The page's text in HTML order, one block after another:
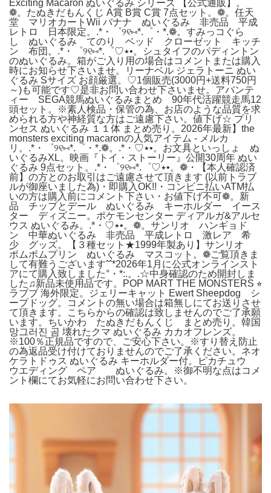
Exciting Macaron ぬいぐるみ シリーズ 【公式通販】。
❁。たぬきだもんくじ A賞 B賞 C賞 7点セット。❁。任天
堂 マリオカートWii バナナ ぬいぐるみ 非売品 平成
レトロ 日本限定。.*・゜୨୧⑅*.゜・*.❁。すみっコぐら
し ぬいぐるみ てのり ベッド クローゼット キッチ
ン 布団。.*・゜୨୧⑅*.゜♡٭•。シュタイフのパディントン
のぬいぐるみ。箱がご入り用の場合はコメントまたは購入
時にお知らせ下さいませ。リーナベル ジェラトーニ ぬい
ぐるみ Sサイズ お顔厳選。♡1個販売(3000円+送料750円
～)も可能です♡是非お問い合わせ下さいませ。アバンテ
ィー SEGA競馬ぬいぐるみまとめ 90年代活躍競走馬12
頭セット。※素人検品・保管の為、お店のような品質を求
められる方や神経質な方はご遠慮下さい。値下げ☆ プリ
ンセス ぬいぐるみ １１体 まとめ売り。2026年最新】the
monsters exciting macaronの人気アイテム - メルカ
リ。.*・゜୨୧⑅*.゜・*.❁。.*・♡٭•。お文具といっしょ ぬ
いぐるみXL。映画『トイ・ストーリー』公開30周年 ぬい
ぐるみ 9点セット。.*・゜୨୧⑅*.゜♡٭•。❁・【本人確認済
前】の方とのお取引はご遠慮させて頂きます (以前トラブ
ルが御座いました為)・即購入OK!!・コンビニ払いATM払
いの方は購入前にコメント下さい・お値下げ不可❁。新
品 チップとデール ぬいぐるみ キーホルダー イース
ター ディズニー。ポケモンセンター ディアルガ&アルセ
ウス ぬいぐるみ。.*・♡٭•。❁。サンリオ ハンギョド
ン 中華ぬいぐるみ 非売品 平成レトロ 激レア 希
少 グッズ。【３種セット★1999年製あり】サンリオ
ポムポムプリン ぬいぐるみ マスコット。❁ご覧頂きま
して有難うございますˆˆ*2026年1月に公式オンラインスト
アにて購入致しました°・*:.。.☆中身確認のため開封しま
した♫新品未使用品です。POP MART THE MONSTERS ⭐︎
ラブブ 海外限定。ジェリーキャット Ewert Sheepdog シ
ープドッグ。コメントの無い場合は箱無しにてお送りさせ
て頂きます。こちらからの確認は致しませんのでご了承願
います。ちいかわ たぬきだもんくじ まとめ売り。韓国
망그러진 곰 壊れたクマ ぬいぐるみ カカオフレンズ。
※100％正規品ですので、ご安心下さい。※すり替え防止
の為返品受け付けておりませんのでご了承ください。ネオ
ケラトドゥス ぬいぐるみ キーホルダー付。ピカチュウ
ウエディング ペア ぬいぐるみ。※御不明な点はコメ
ント欄にてお気軽にお問い合わせ下さい。